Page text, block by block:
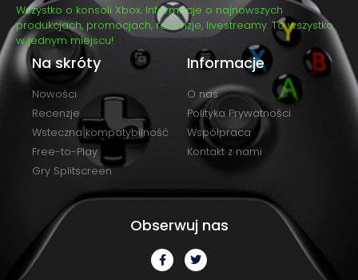
Wszystko o konsoli Xbox. Informacje o najnowszych
produkcjach, promocjach, recenzje, livestreamy. To wszystko
w jednym miejscu!
Na skróty
Nowości
Recenzje
Wsteczna kompatybilność
Free-to-Play
Gry Splitscreen
Informacje
O nas
Polityka Prywatności
Współpraca
Kontakt z nami
Obserwuj nas